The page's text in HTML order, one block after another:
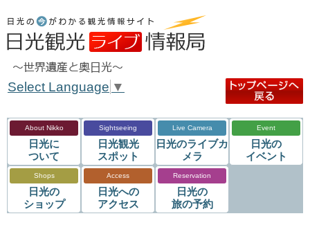
Select Language ▼
About Nikko
日光に
ついて
Sightseeing
日光観光
スポット
Live Camera
日光のライブカ
メラ
Event
日光の
イベント
Shops
日光の
ショップ
Access
日光への
アクセス
Reservation
日光の
旅の予約